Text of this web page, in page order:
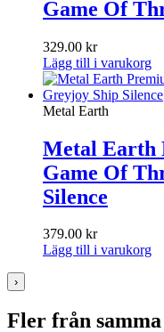
Game Of
329.00 kr
Lägg till i varukorg
Metal Earth
Metal Earth
Game Of
Silence
379.00 kr
Lägg till i varukorg
›
Fler från